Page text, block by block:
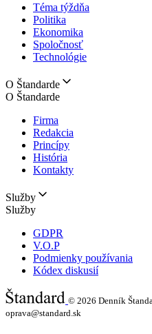
Téma týždňa
Politika
Ekonomika
Spoločnosť
Technológie
O Štandarde
O Štandarde
Firma
Redakcia
Princípy
História
Kontakty
Služby
Služby
GDPR
V.O.P
Podmienky používania
Kódex diskusií
© 2026 Denník
oprava@standard.sk